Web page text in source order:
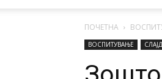
ПОЧЕТНА
ВОСПИТУВАЊЕ